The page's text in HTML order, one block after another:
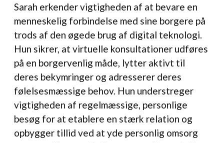
Sarah erkender vigtigheden af at bevare en
menneskelig forbindelse med sine borgere på
trods af den øgede brug af digital teknologi.
Hun sikrer, at virtuelle konsultationer udføres
på en borgervenlig måde, lytter aktivt til
deres bekymringer og adresserer deres
følelsesmæssige behov. Hun understreger
vigtigheden af regelmæssige, personlige
besøg for at etablere en stærk relation og
opbygger tillid ved at yde personlig omsorg